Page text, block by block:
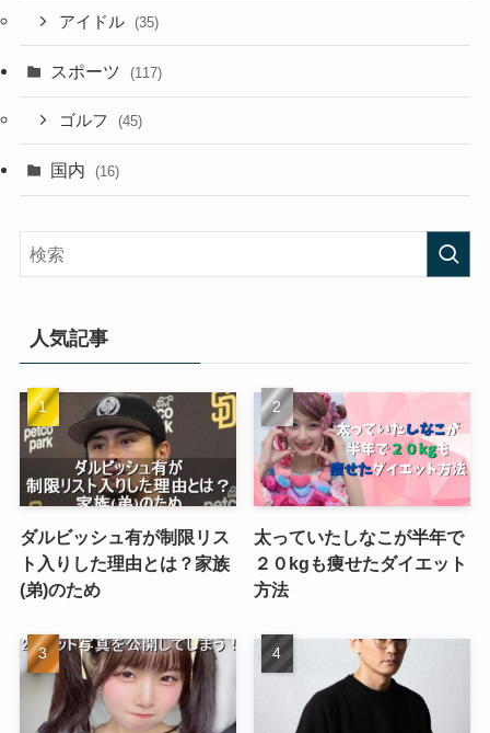
アイドル (35)
スポーツ (117)
ゴルフ (45)
国内 (16)
人気記事
ダルビッシュ有が制限リス
ト入りした理由とは？家族
(弟)のため
太っていたしなこが半年で
２０kgも痩せたダイエット
方法